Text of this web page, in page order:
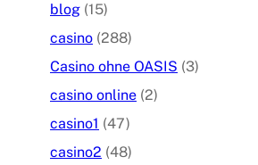
blog (15)
casino (288)
Casino ohne OASIS (3)
casino online (2)
casino1 (47)
casino2 (48)